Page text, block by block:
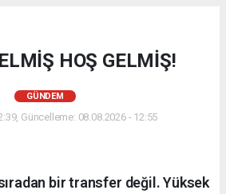
HOŞ GELMİŞ!
GÜNDEM
Güncelleme: 08.08.2026 - 12:55
bir transfer değil. Yüksek